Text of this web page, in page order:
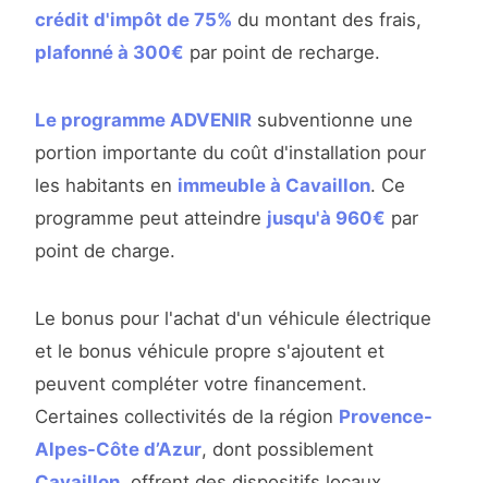
crédit d'impôt de 75% du montant des frais,
plafonné à 300€ par point de recharge.
Le programme ADVENIR subventionne une
portion importante du coût d'installation pour
les habitants en immeuble à Cavaillon. Ce
programme peut atteindre jusqu'à 960€ par
point de charge.
Le bonus pour l'achat d'un véhicule électrique
et le bonus véhicule propre s'ajoutent et
peuvent compléter votre financement.
Certaines collectivités de la région Provence-
Alpes-Côte d’Azur, dont possiblement